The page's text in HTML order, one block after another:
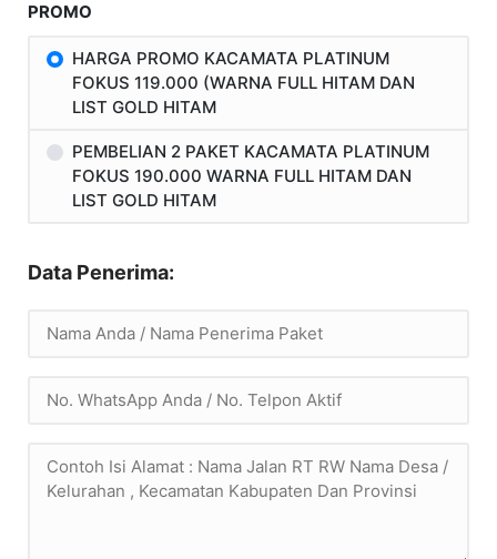
PROMO
HARGA PROMO KACAMATA PLATINUM
FOKUS 119.000 (WARNA FULL HITAM DAN
LIST GOLD HITAM
PEMBELIAN 2 PAKET KACAMATA PLATINUM
FOKUS 190.000 WARNA FULL HITAM DAN
LIST GOLD HITAM
Data Penerima: